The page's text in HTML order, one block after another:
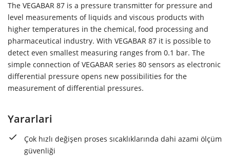
The VEGABAR 87 is a pressure transmitter for pressure and
level measurements of liquids and viscous products with
higher temperatures in the chemical, food processing and
pharmaceutical industry. With VEGABAR 87 it is possible to
detect even smallest measuring ranges from 0.1 bar. The
simple connection of VEGABAR series 80 sensors as electronic
differential pressure opens new possibilities for the
measurement of differential pressures.
Yararlari
Çok hızlı değişen proses sıcaklıklarında dahi azami ölçüm
güvenliği